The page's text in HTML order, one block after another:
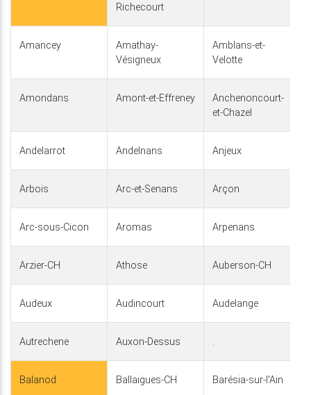
Richecourt
Amancey
Amathay-
Vésigneux
Amblans-et-
Velotte
Amondans Amont-et-Effreney
Anchenoncourt-
et-Chazel
Andelarrot Andelnans Anjeux
Arbois Arc-et-Senans Arçon
Arc-sous-Cicon Aromas Arpenans
Arzier-CH Athose Auberson-CH
Audeux Audincourt Audelange
Autrechene Auxon-Dessus .
Balanod Ballaigues-CH Barésia-sur-l'Ain